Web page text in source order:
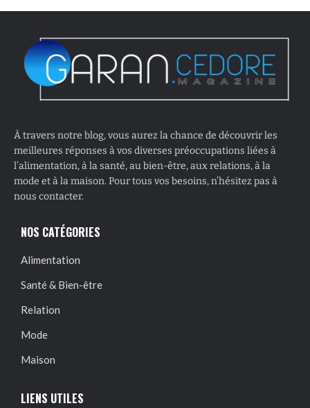
À travers notre blog, vous aurez la chance de découvrir les
meilleures réponses à vos diverses préoccupations liées à
l’alimentation, à la santé, au bien-être, aux relations, à la
mode et à la maison. Pour tous vos besoins, n’hésitez pas à
nous contacter.
NOS CATÉGORIES
Alimentation
Santé & Bien-être
Relation
Mode
Maison
LIENS UTILES